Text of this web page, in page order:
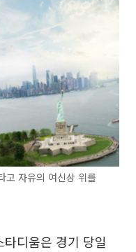
자유의 여신상 위를
디움은 경기 당일